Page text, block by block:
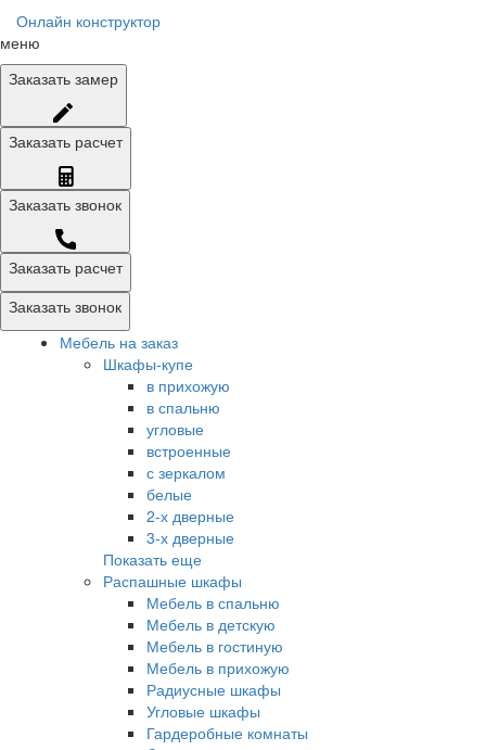
Онлайн конструктор
меню
Заказать замер
Заказать расчет
Заказать звонок
Заказать расчет
Заказать звонок
Мебель на заказ
Шкафы-купе
в прихожую
в спальню
угловые
встроенные
с зеркалом
белые
2-х дверные
3-х дверные
Показать еще
Распашные шкафы
Мебель в спальню
Мебель в детскую
Мебель в гостиную
Мебель в прихожую
Радиусные шкафы
Угловые шкафы
Гардеробные комнаты